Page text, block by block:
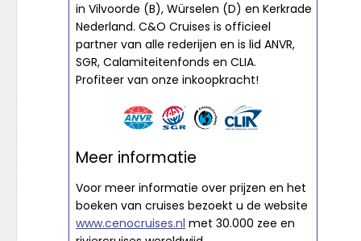
in Vilvoorde (B), Würselen (D) en Kerkrade
Nederland. C&O Cruises is officieel
partner van alle rederijen en is lid ANVR,
SGR, Calamiteitenfonds en CLIA.
Profiteer van onze inkoopkracht!
Meer informatie
Voor meer informatie over prijzen en het
boeken van cruises bezoekt u de website
www.cenocruises.nl met 30.000 zee en